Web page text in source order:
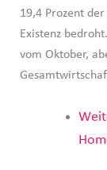
19,4 Prozent
Existenz
vom Oktober,